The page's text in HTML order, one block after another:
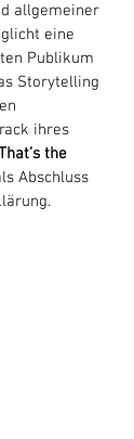
allgemeiner
eine
Publikum
Storytelling
ihres
the
Abschluss